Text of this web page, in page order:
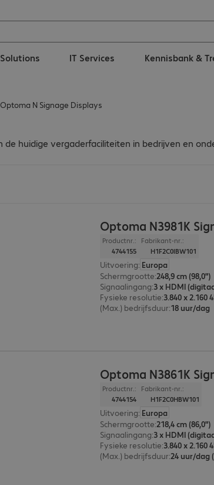
IT Services Kennisbank &
Optoma N Signage Displays
huidige vergaderfaciliteiten in bedrijven en
Optoma N3981K
Productnr.:
4744155
Fabrikant-nr.:
H1F2C0IBW101
Uitvoering: Europa
Schermgrootte:248,9 cm (98,0")
Signaalingang:3 x HDMI
Fysieke resolutie:3.840 x 2.160
(Max.) bedrijfsduur:18 uur/dag
Optoma N3861K
Productnr.:
4744154
Fabrikant-nr.:
H1F2C0HBW101
Uitvoering: Europa
Schermgrootte:218,4 cm (86,0")
Signaalingang:3 x HDMI
Fysieke resolutie:3.840 x 2.160
(Max.) bedrijfsduur:24 uur/dag